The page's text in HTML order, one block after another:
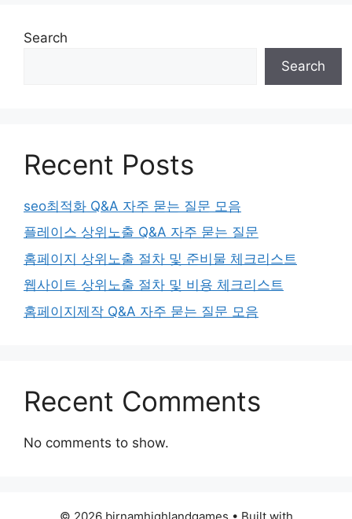
Search
Search
Recent Posts
seo최적화 Q&A 자주 묻는 질문 모음
플레이스 상위노출 Q&A 자주 묻는 질문
홈페이지 상위노출 절차 및 준비물 체크리스트
웹사이트 상위노출 절차 및 비용 체크리스트
홈페이지제작 Q&A 자주 묻는 질문 모음
Recent Comments
No comments to show.
© 2026 birnamhighlandgames • Built with